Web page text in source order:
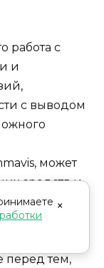
работа с
и
с выводом
может
средств и
тем,
×